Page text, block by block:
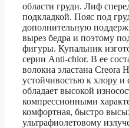
области груди. Лиф
подкладкой. Пояс под
дополнительную
вырез бедра и поэтому
фигуры. Купальник
серии Anti-chlor. В ее
волокна эластана Creora
устойчивостью к хлору и
обладает высокой
компрессионными
комфортная, быстро
ультрафиолетовому